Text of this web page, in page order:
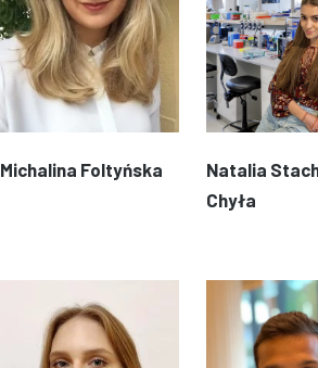
Michalina Foltyńska
Natalia
Chyła